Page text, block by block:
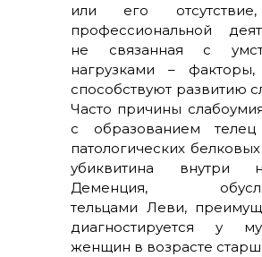
или его
профессиональной
не связанная с
нагрузками – факторы,
способствуют развитию
Часто причины
с образованием
патологических
убиквитина внутри
Деменция,
тельцами Леви,
диагностируется у
женщин в возрасте